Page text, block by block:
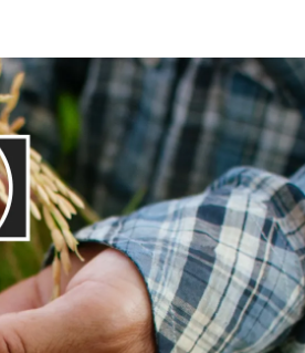
会社概要
沿革
事業部一覧
サービ
からだ
お役立
お知ら